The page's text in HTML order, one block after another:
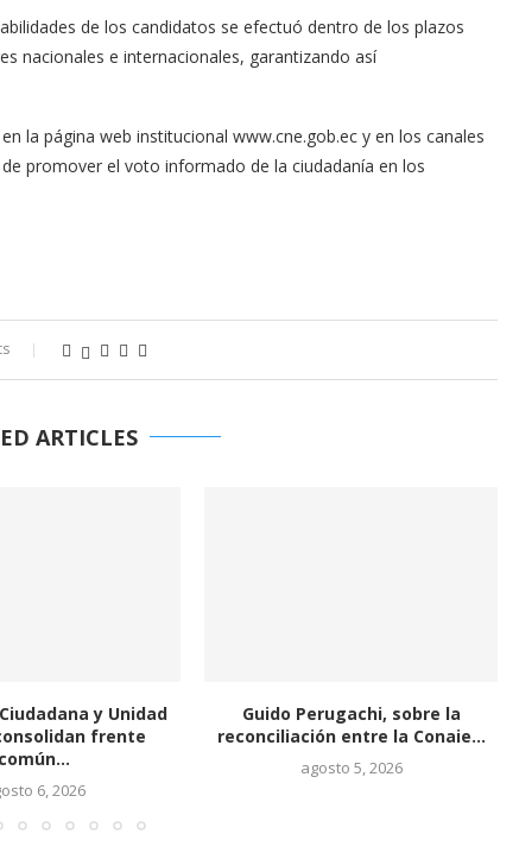
de los candidatos se efectuó dentro de los plazos
nacionales e internacionales, garantizando así
la página web institucional www.cne.gob.ec y en los canales
promover el voto informado de la ciudadanía en los
ARTICLES
sobre la
entre la Conaie...
agosto 5, 2026
La Revolución Ciudadana designa
a sus postulantes para...
agosto 4, 2026